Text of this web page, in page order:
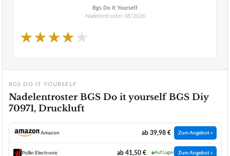
Bgs Do It Yourself
Nadelentroster 08/2026
★★★★★
BGS DO IT YOURSELF
Nadelentroster BGS Do it yourself BGS Diy
70971, Druckluft
Amazon ab 39,98 € Zum Angebot »
Pollin Electronic ab 41,50 € Auf Lager Zum Angebot »